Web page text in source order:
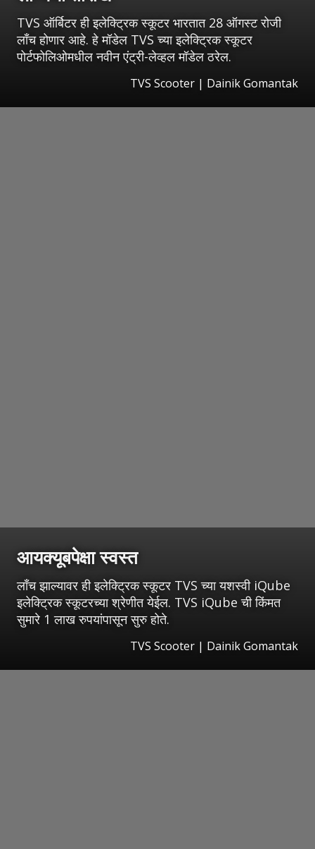
TVS ऑर्बिटर ही इलेक्ट्रिक स्कूटर भारतात 28 ऑगस्ट रोजी
लाँच होणार आहे. हे मॉडेल TVS च्या इलेक्ट्रिक स्कूटर
पोर्टफोलिओमधील नवीन एंट्री-लेव्हल मॉडेल ठरेल.
TVS Scooter | Dainik Gomantak
आयक्यूबपेक्षा स्वस्त
लाँच झाल्यावर ही इलेक्ट्रिक स्कूटर TVS च्या यशस्वी iQube
इलेक्ट्रिक स्कूटरच्या श्रेणीत येईल. TVS iQube ची किंमत
सुमारे 1 लाख रुपयांपासून सुरु होते.
TVS Scooter | Dainik Gomantak